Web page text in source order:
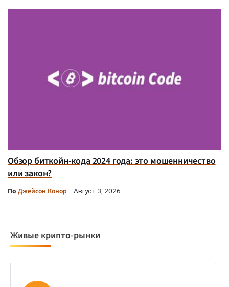
Обзор биткойн-кода 2024 года: это мошенничество
или закон?
По Джейсон Конор Август 3, 2026
Живые крипто-рынки